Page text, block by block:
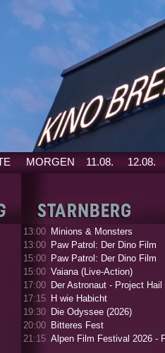
MORGEN 11.08. 12.08.
13:00 Minions & Monsters
13:00 Paw Patrol: Der Dino Film
15:00 Paw Patrol: Der Dino Film
15:00 Vaiana (Live-Action)
17:00 Der Astronaut - Project Hail
17:15 H wie Habicht
19:30 Die Odyssee (2026)
20:00 Bitteres Fest
21:15 Alpen Film Festival 2026 -